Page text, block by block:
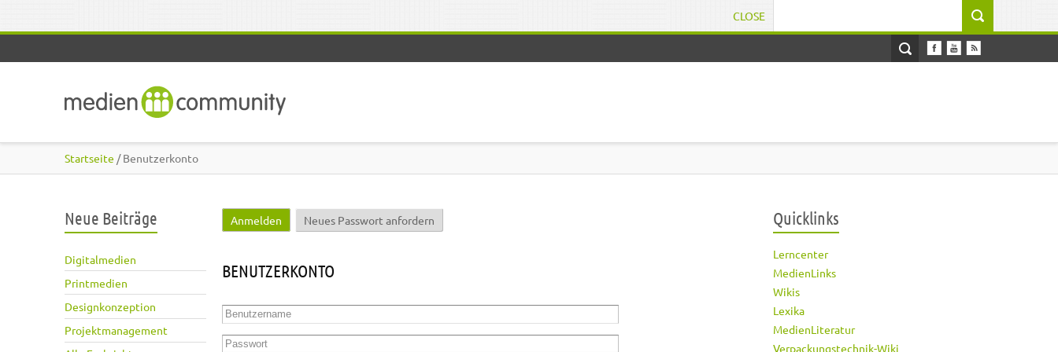
CLOSE
Startseite / Benutzerkonto
Neue Beiträge
Digitalmedien
Printmedien
Designkonzeption
Projektmanagement
Haupt-Reiter
Anmelden (aktiver Reiter)
Neues Passwort anfordern
BENUTZERKONTO
Benutzername
Passwort
Quicklinks
Lerncenter
MedienLinks
Wikis
Lexika
MedienLiteratur
Verpackungstechnik-Wiki